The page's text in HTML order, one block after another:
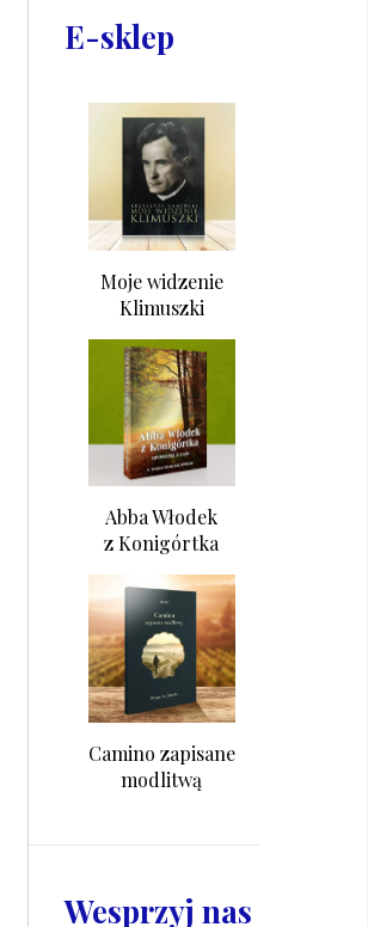
E-sklep
Moje widzenie
Klimuszki
Abba Włodek
z Konigórtka
Camino zapisane
modlitwą
Wesprzyj nas